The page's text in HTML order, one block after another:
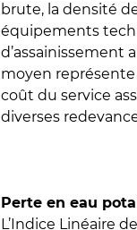
brute, la densité
équipements
d’assainissement
moyen
coût du service
diverses
Perte en eau
L’Indice Linéaire